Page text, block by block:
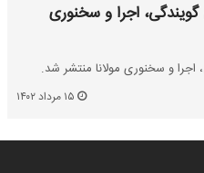
اجرا و سخنوری
و سخنوری مولانا منتشر شد.